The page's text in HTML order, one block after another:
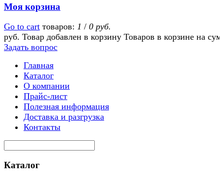
Моя корзина
Go to cart товаров: 1 / 0 руб.
руб. Товар добавлен в корзину Товаров в корзине на
Задать вопрос
Главная
Каталог
О компании
Прайс-лист
Полезная информация
Доставка и разгрузка
Контакты
Каталог